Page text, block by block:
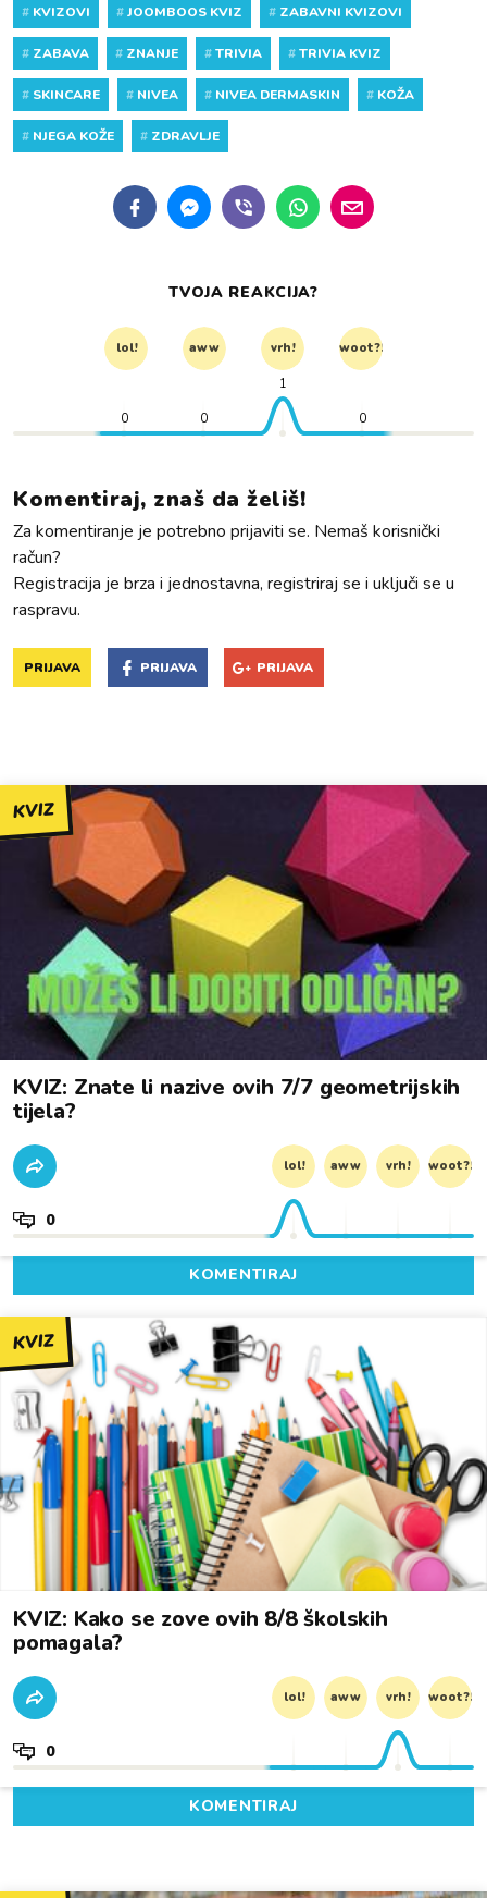
# KVIZOVI #JOOMBOOS KVIZ # ZABAVNI KVIZOVI
# ZABAVA # ZNANJE #TRIVIA #TRIVIA KVIZ
# SKINCARE # NIVEA # NIVEA DERMASKIN # KOŽA
# NJEGA KOŽE # ZDRAVLJE
TVOJA REAKCIJA?
lol! aww vrh! woot?!
0 0
1
0
Komentiraj, znaš da želiš!
Za komentiranje je potrebno prijaviti se. Nemaš korisnički
račun?
Registracija je brza i jednostavna, registriraj se i uključi se u
raspravu.
PRIJAVA PRIJAVA PRIJAVA
KVIZ
KVIZ: Znate li nazive ovih 7/7 geometrijskih
tijela?
lol! aww vrh! woot?!
0
KOMENTIRAJ
KVIZ
KVIZ: Kako se zove ovih 8/8 školskih
pomagala?
lol! aww vrh! woot?!
0
KOMENTIRAJ